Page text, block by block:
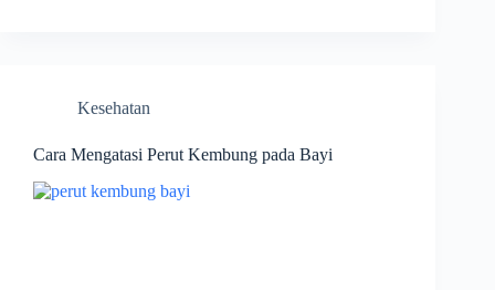
Kesehatan
Cara Mengatasi Perut Kembung pada Bayi